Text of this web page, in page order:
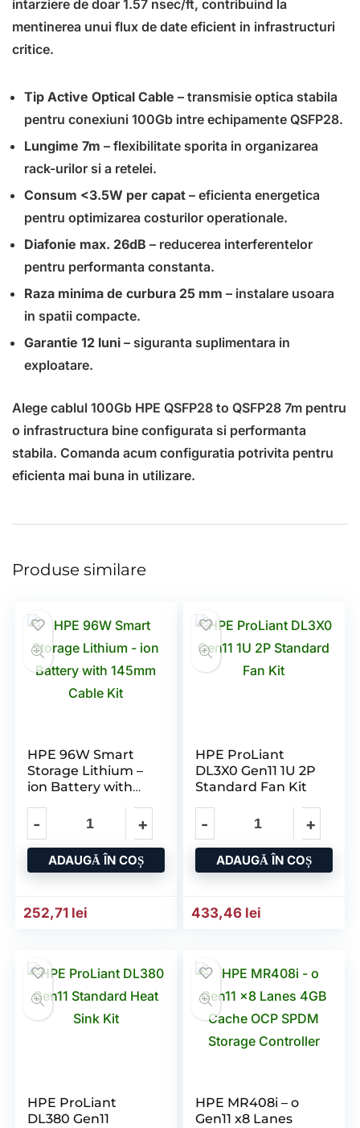
intarziere de doar 1.57 nsec/ft, contribuind la
mentinerea unui flux de date eficient in infrastructuri
critice.
Tip Active Optical Cable – transmisie optica stabila
pentru conexiuni 100Gb intre echipamente QSFP28.
Lungime 7m – flexibilitate sporita in organizarea
rack-urilor si a retelei.
Consum <3.5W per capat – eficienta energetica
pentru optimizarea costurilor operationale.
Diafonie max. 26dB – reducerea interferentelor
pentru performanta constanta.
Raza minima de curbura 25 mm – instalare usoara
in spatii compacte.
Garantie 12 luni – siguranta suplimentara in
exploatare.
Alege cablul 100Gb HPE QSFP28 to QSFP28 7m pentru
o infrastructura bine configurata si performanta
stabila. Comanda acum configuratia potrivita pentru
eficienta mai buna in utilizare.
Produse similare
HPE 96W Smart
Storage Lithium –
ion Battery with
ADAUGĂ ÎN COȘ
252,71 lei
HPE ProLiant
DL3X0 Gen11 1U 2P
Standard Fan Kit
ADAUGĂ ÎN COȘ
433,46 lei
HPE ProLiant
DL380 Gen11
HPE MR408i – o
Gen11 x8 Lanes